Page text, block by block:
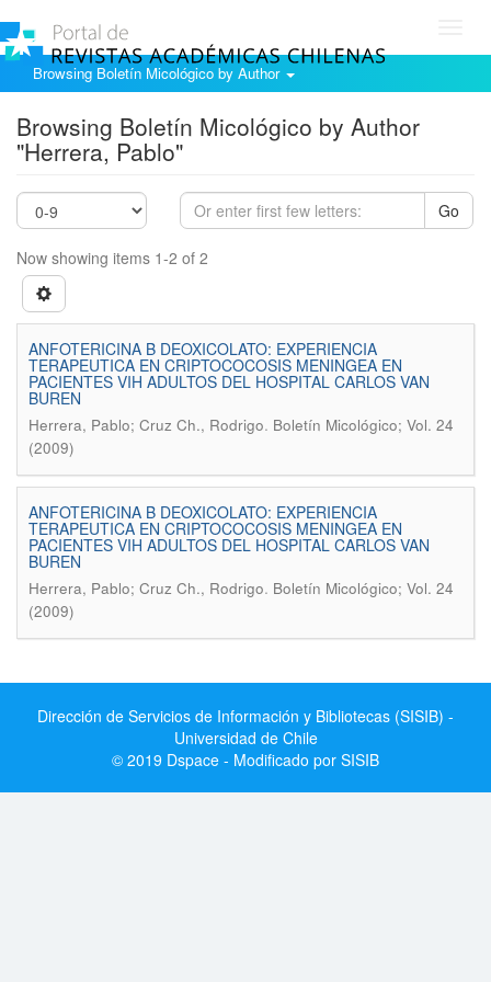
Browsing Boletín Micológico by Author
Browsing Boletín Micológico by Author
"Herrera, Pablo"
Go
Now showing items 1-2 of 2
ANFOTERICINA B DEOXICOLATO: EXPERIENCIA
TERAPEUTICA EN CRIPTOCOCOSIS MENINGEA EN
PACIENTES VIH ADULTOS DEL HOSPITAL CARLOS VAN
BUREN
Herrera, Pablo; Cruz Ch., Rodrigo. Boletín Micológico; Vol. 24
(2009)
ANFOTERICINA B DEOXICOLATO: EXPERIENCIA
TERAPEUTICA EN CRIPTOCOCOSIS MENINGEA EN
PACIENTES VIH ADULTOS DEL HOSPITAL CARLOS VAN
BUREN
Herrera, Pablo; Cruz Ch., Rodrigo. Boletín Micológico; Vol. 24
(2009)
Dirección de Servicios de Información y Bibliotecas (SISIB) -
Universidad de Chile
© 2019 Dspace - Modificado por SISIB